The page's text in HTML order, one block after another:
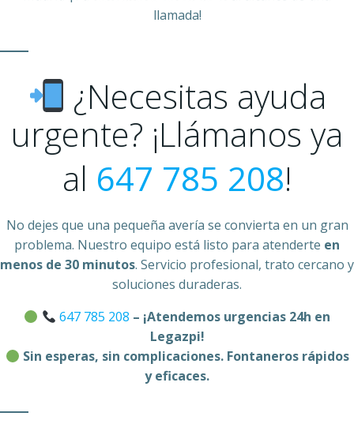
llamada!
¿Necesitas ayuda
urgente? ¡Llámanos ya
al 647 785 208!
No dejes que una pequeña avería se convierta en un gran
problema. Nuestro equipo está listo para atenderte en
menos de 30 minutos. Servicio profesional, trato cercano y
soluciones duraderas.
647 785 208 – ¡Atendemos urgencias 24h en
Legazpi!
Sin esperas, sin complicaciones. Fontaneros rápidos
y eficaces.